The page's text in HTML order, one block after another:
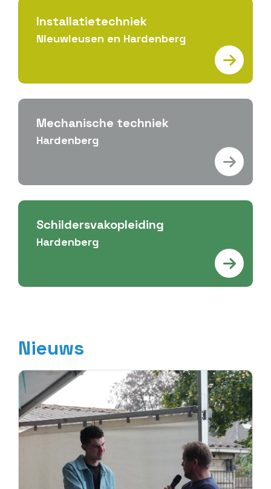
Installatietechniek
Nieuwleusen en Hardenberg
Mechanische techniek
Hardenberg
Schildersvakopleiding
Hardenberg
Nieuws